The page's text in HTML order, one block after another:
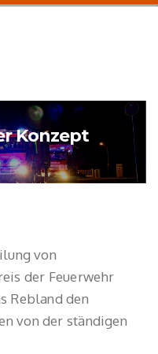
Konzept
von
der Feuerwehr
Rebland den
von der ständigen